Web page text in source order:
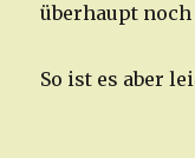
überhaupt
So ist es aber